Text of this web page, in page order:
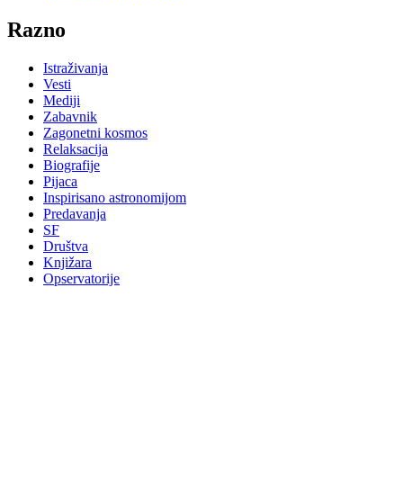
Razno
Istraživanja
Vesti
Mediji
Zabavnik
Zagonetni kosmos
Relaksacija
Biografije
Pijaca
Inspirisano astronomijom
Predavanja
SF
Društva
Knjižara
Opservatorije